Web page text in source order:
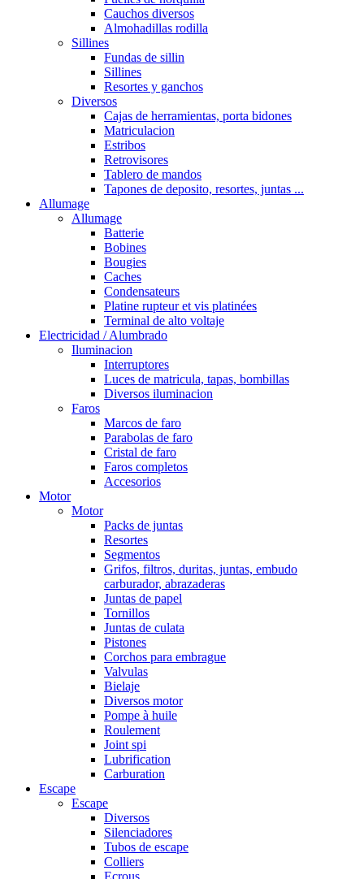
Cauchos diversos
Almohadillas rodilla
Sillines
Fundas de sillin
Sillines
Resortes y ganchos
Diversos
Cajas de herramientas, porta bidones
Matriculacion
Estribos
Retrovisores
Tablero de mandos
Tapones de deposito, resortes, juntas ...
Allumage
Allumage
Batterie
Bobines
Bougies
Caches
Condensateurs
Platine rupteur et vis platinées
Terminal de alto voltaje
Electricidad / Alumbrado
Iluminacion
Interruptores
Luces de matricula, tapas, bombillas
Diversos iluminacion
Faros
Marcos de faro
Parabolas de faro
Cristal de faro
Faros completos
Accesorios
Motor
Motor
Packs de juntas
Resortes
Segmentos
Grifos, filtros, duritas, juntas, embudo
carburador, abrazaderas
Juntas de papel
Tornillos
Juntas de culata
Pistones
Corchos para embrague
Valvulas
Bielaje
Diversos motor
Pompe à huile
Roulement
Joint spi
Lubrification
Carburation
Escape
Escape
Diversos
Silenciadores
Tubos de escape
Colliers